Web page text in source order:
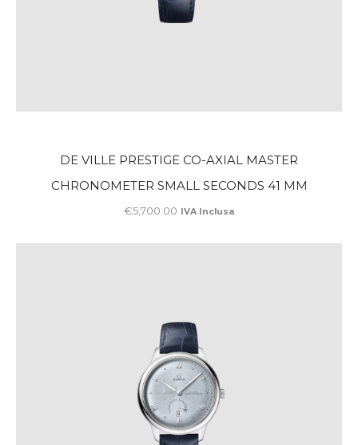
DE VILLE PRESTIGE CO-AXIAL MASTER
CHRONOMETER SMALL SECONDS 41 MM
€5,700.00 IVA Inclusa